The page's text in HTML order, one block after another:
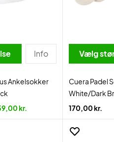
Info
Ankelsokker
kr.
Vælg
Cuera Padel
White/Dark
170,00 kr.